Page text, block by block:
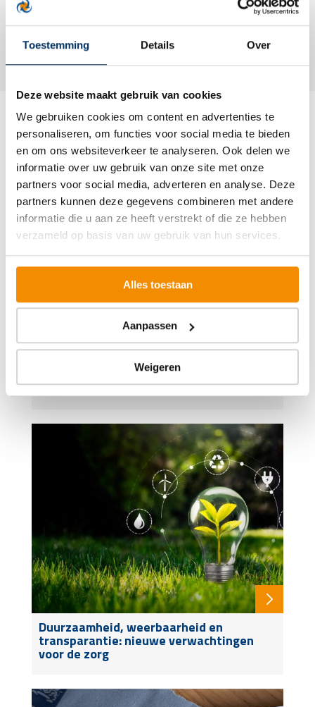
Toestemming Details Over
Deze website maakt gebruik van cookies
We gebruiken cookies om content en advertenties te
personaliseren, om functies voor social media te bieden
en om ons websiteverkeer te analyseren. Ook delen we
informatie over uw gebruik van onze site met onze
partners voor social media, adverteren en analyse. Deze
partners kunnen deze gegevens combineren met andere
informatie die u aan ze heeft verstrekt of die ze hebben
verzameld op basis van uw gebruik van hun services.
Alles toestaan
Aanpassen
Weigeren
Terug naar overzicht
Misschien ook interessant
De zorgzame samenleving; geen
vanzelfsprekende sluitpost!
Duurzaamheid, weerbaarheid en
transparantie: nieuwe verwachtingen
voor de zorg